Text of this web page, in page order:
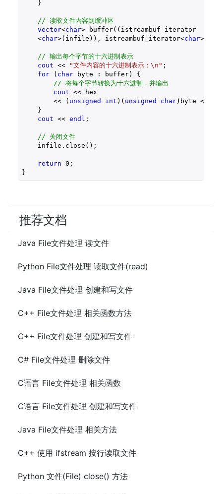
    }
// 读取文件内容到缓冲区
vector<char> buffer((istreambuf_iterator
    <
char>(infile)), istreambuf_iterator<char>());
// 输出每个字节的十六进制表示
cout << "文件内容的十六进制表示：\n" ;
for ( char byte : buffer) {
// 将每个字节转换为十六进制，并输出
cout << hex
        << (
unsigned int )( unsigned char)byte <<
    }
cout << endl ;
// 关闭文件
    infile.close();
return 0 ;
}
推荐文档
Java File文件处理 读文件
Python File文件处理 读取文件(read)
Java File文件处理 创建和写文件
C++ File文件处理 相关函数方法
C++ File文件处理 创建和写文件
C# File文件处理 删除文件
C语言 File文件处理 相关函数
C语言 File文件处理 创建和写文件
Java File文件处理 相关方法
C++ 使用 ifstream 按行读取文件
Python 文件(File) close() 方法